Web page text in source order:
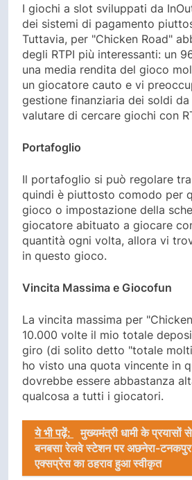
I giochi a slot sviluppati da
dei sistemi di pagamento
Tuttavia, per "Chicken Road"
degli RTPI più interessanti: un
una media rendita del gioco
un giocatore cauto e vi
gestione finanziaria dei soldi
valutare di cercare giochi con
Portafoglio
Il portafoglio si può regolare
quindi è piuttosto comodo per
gioco o impostazione della
giocatore abituato a giocare
quantità ogni volta, allora vi
in questo gioco.
Vincita Massima e Giocofun
La vincita massima per
10.000 volte il mio totale
giro (di solito detto "totale
ho visto una quota vincente in
dovrebbe essere abbastanza
qualcosa a tutti i giocatori.
ये भी पढ़ें:
मुख्यमंत्री धामी के प्रयासों से
बनबसा रेलवे स्टेशन पर अछनेरा-टनकपुर
एक्सप्रेस का ठहराव हुआ स्वीकृत